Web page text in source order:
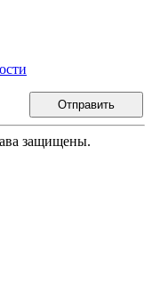
Отправить
защищены.